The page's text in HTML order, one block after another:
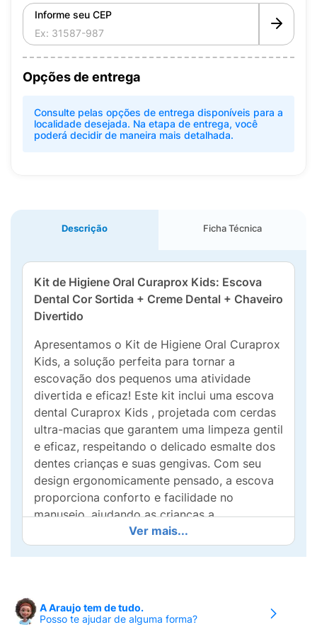
Informe seu CEP
Opções de entrega
Consulte pelas opções de entrega disponíveis para a
localidade desejada. Na etapa de entrega, você
poderá decidir de maneira mais detalhada.
Descrição Ficha Técnica
Kit de Higiene Oral Curaprox Kids: Escova
Dental Cor Sortida + Creme Dental + Chaveiro
Divertido
Apresentamos o Kit de Higiene Oral Curaprox
Kids, a solução perfeita para tornar a
escovação dos pequenos uma atividade
divertida e eficaz! Este kit inclui uma escova
dental Curaprox Kids , projetada com cerdas
ultra-macias que garantem uma limpeza gentil
e eficaz, respeitando o delicado esmalte dos
dentes crianças e suas gengivas. Com seu
design ergonomicamente pensado, a escova
proporciona conforto e facilidade no
manuseio, ajudando as crianças a
desenvolverem hábitos saudáveis desde
cedo.
atender às necessidades dos pequenos, com
o equilíbrio ideal de flúor para proteção
Ver mais...
A Araujo tem de tudo.
Posso te ajudar de alguma forma?